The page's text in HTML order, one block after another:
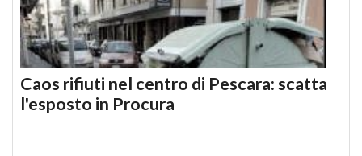
Caos rifiuti nel centro di Pescara: scatta
l'esposto in Procura